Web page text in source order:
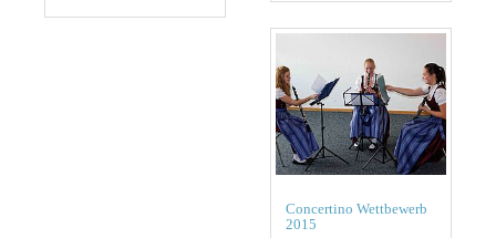
Concertino Wettbewerb
2015